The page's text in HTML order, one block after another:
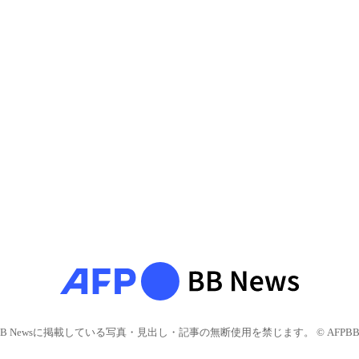
Newsに掲載している写真・見出し・記事の無断使用を禁じます。 © AFPBB